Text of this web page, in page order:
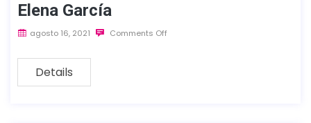
Elena García
agosto 16, 2021 Comments Off
Details